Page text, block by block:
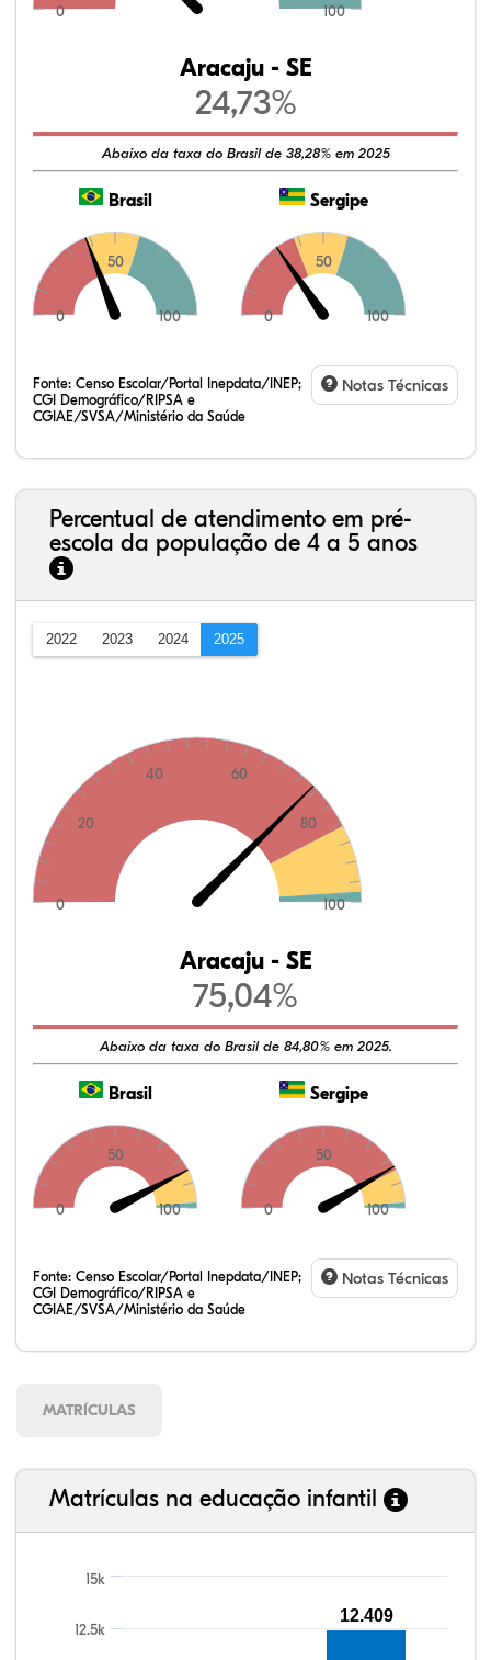
0 100
Aracaju - SE
24,73%
Abaixo da taxa do Brasil de 38,28% em 2025
Brasil
0
50
100
Sergipe
0
50
100
Fonte: Censo Escolar/Portal Inepdata/INEP;
CGI Demográfico/RIPSA e
CGIAE/SVSA/Ministério da Saúde
Notas Técnicas
Percentual de atendimento em pré-
escola da população de 4 a 5 anos
2022 2023 2024 2025
0
20
40 60
80
100
Aracaju - SE
75,04%
Abaixo da taxa do Brasil de 84,80% em 2025.
Brasil
0
50
100
Sergipe
0
50
100
Fonte: Censo Escolar/Portal Inepdata/INEP;
CGI Demográfico/RIPSA e
CGIAE/SVSA/Ministério da Saúde
Notas Técnicas
MATRÍCULAS
Matrículas na educação infantil
12.5k
15k
12.409